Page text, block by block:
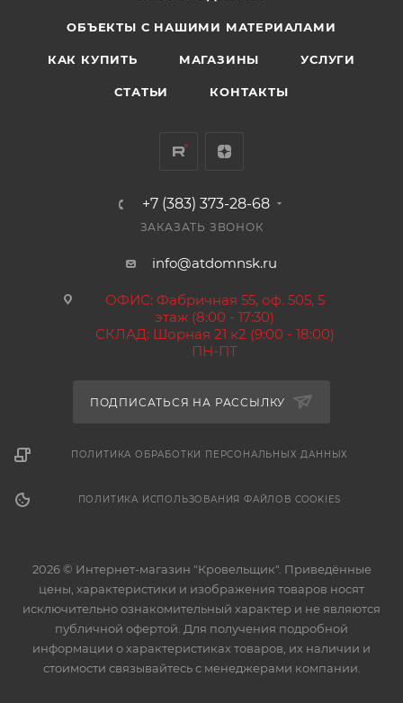
ОБЪЕКТЫ С НАШИМИ МАТЕРИАЛАМИ
КАК КУПИТЬ МАГАЗИНЫ УСЛУГИ
СТАТЬИ КОНТАКТЫ
+7 (383) 373-28-68
ЗАКАЗАТЬ ЗВОНОК
info@atdomnsk.ru
ОФИС: Фабричная 55, оф. 505, 5
этаж (8:00 - 17:30)
СКЛАД: Шорная 21 к2 (9:00 - 18:00)
ПН-ПТ
ПОДПИСАТЬСЯ НА РАССЫЛКУ
ПОЛИТИКА ОБРАБОТКИ ПЕРСОНАЛЬНЫХ ДАННЫХ
ПОЛИТИКА ИСПОЛЬЗОВАНИЯ ФАЙЛОВ COOKIES
2026 © Интернет-магазин "Кровельщик". Приведённые
цены, характеристики и изображения товаров носят
исключительно ознакомительный характер и не являются
публичной офертой. Для получения подробной
информации о характеристиках товаров, их наличии и
стоимости связывайтесь с менеджерами компании.